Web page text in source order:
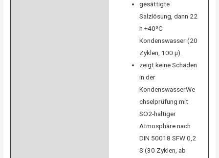
gesättigte
Salzlösung, dann 22
h +40ºC
Kondenswasser (20
Zyklen, 100 µ).
zeigt keine Schäden
in der
KondenswasserWe
chselprüfung mit
SO2-haltiger
Atmosphäre nach
DIN 50018 SFW 0,2
S (30 Zyklen, ab